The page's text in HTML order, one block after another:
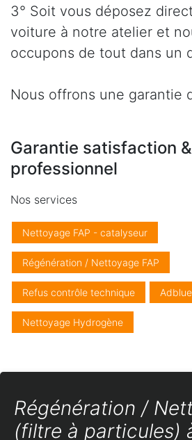
3° Soit vous déposez
voiture à notre atelier et
occupons de tout dans un
Nous offrons une garantie
Garantie satisfaction
professionnel
Nos services
Nettoyage FAP - catalyseur
Régénération / Nettoyage FAP
Refus contrôle technique Adblue
Nettoyage Hydrogène
Régénération /
(filtre à particules)